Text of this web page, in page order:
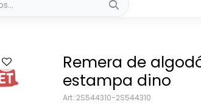
Remera de
estampa dino
2S544310-2S544310